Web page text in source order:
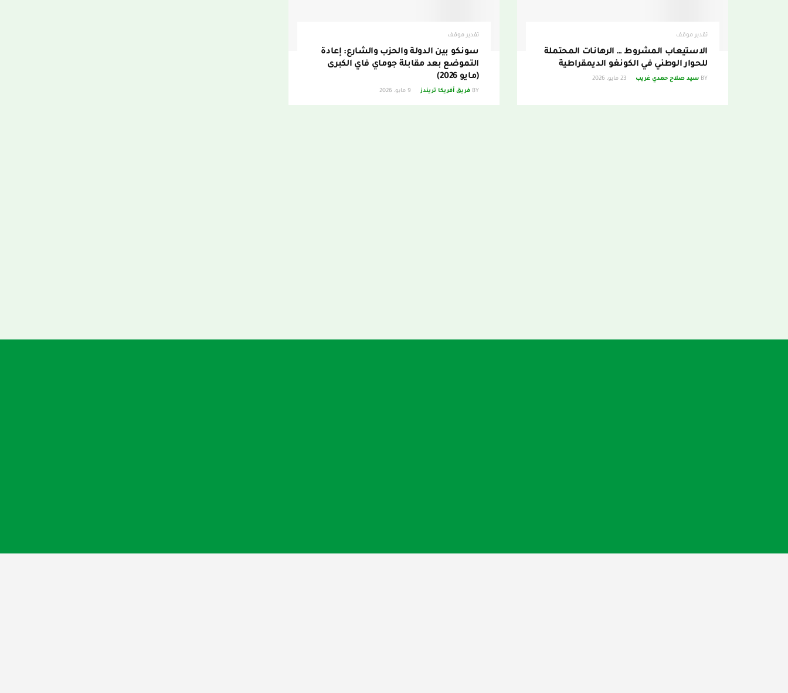
تقدير موقف
الاستيعاب المشروط … الرهانات المحتملة
للحوار الوطني في الكونغو الديمقراطية
BY سيد صلاح حمدي غريب
تقدير موقف
سونكو بين الدولة والحزب والشارع: إعادة
التموضع بعد مقابلة جوماي فاي الكبرى
(مايو 2026)
BY فريق أفريكا تريندز